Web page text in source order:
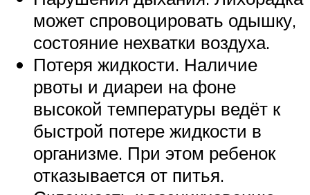
может спровоцировать одышку,
состояние нехватки воздуха.
Потеря жидкости. Наличие
рвоты и диареи на фоне
высокой температуры ведёт к
быстрой потере жидкости в
организме. При этом ребенок
отказывается от питья.